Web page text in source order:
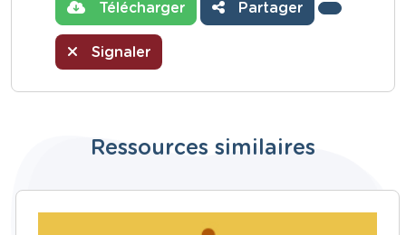
Télécharger Partager
Signaler
Ressources similaires